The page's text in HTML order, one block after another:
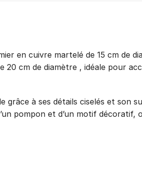
en cuivre martelé de 15 cm de
cm de diamètre , idéale pour
grâce à ses détails ciselés et son
pompon et d’un motif décoratif,